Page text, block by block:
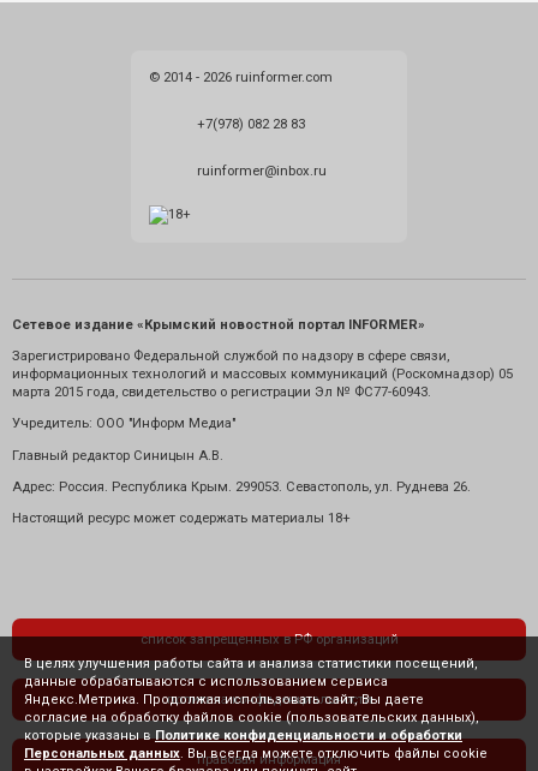
© 2014 - 2026 ruinformer.com
+7(978) 082 28 83
ruinformer@inbox.ru
Сетевое издание «Крымский новостной портал INFORMER»
Зарегистрировано Федеральной службой по надзору в сфере связи,
информационных технологий и массовых коммуникаций (Роскомнадзор) 05
марта 2015 года, свидетельство о регистрации Эл № ФС77-60943.
Учредитель: ООО "Информ Медиа"
Главный редактор Синицын А.В.
Адрес: Россия. Республика Крым. 299053. Севастополь, ул. Руднева 26.
Настоящий ресурс может содержать материалы 18+
список запрещенных в РФ организаций
политика конфиденциальности
правовая информация
В целях улучшения работы сайта и анализа статистики посещений,
данные обрабатываются с использованием сервиса
Яндекс.Метрика. Продолжая использовать сайт, Вы даете
согласие на обработку файлов cookie (пользовательских данных),
которые указаны в Политике конфиденциальности и обработки
Персональных данных . Вы всегда можете отключить файлы cookie